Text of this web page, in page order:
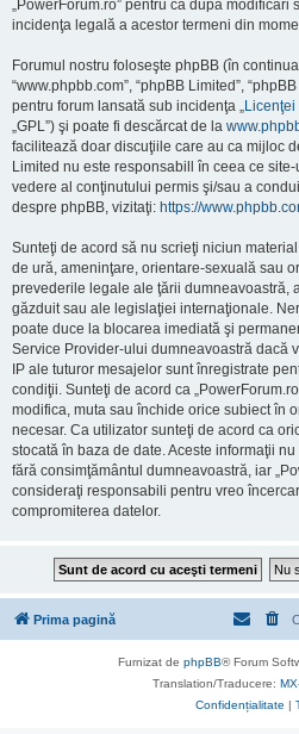
„PowerForum.ro” pentru că după modificări
incidenţa legală a acestor termeni din
Forumul nostru foloseşte phpBB (în
“www.phpbb.com”, “phpBB Limited”,
pentru forum lansată sub incidenţa „
„GPL”) şi poate fi descărcat de la
facilitează doar discuţiile care au ca mijloc
Limited nu este responsabill în ceea ce
vedere al conţinutului permis şi/sau a
despre phpBB, vizitaţi: https://
Sunteţi de acord să nu scrieţi niciun
de ură, ameninţare, orientare-sexuală sau
prevederile legale ale ţării dumneavoastră,
găzduit sau ale legislaţiei internaţionale.
poate duce la blocarea imediată şi
Service Provider-ului dumneavoastră dacă
IP ale tuturor mesajelor sunt înregistrate
condiţii. Sunteţi de acord ca
modifica, muta sau închide orice subiect în
necesar. Ca utilizator sunteţi de acord ca
stocată în baza de date. Aceste informaţii
fără consimţământul dumneavoastră, iar
consideraţi responsabili pentru vreo
compromiterea datelor.
Prima pagină
Furnizat de phpBB® Forum
Translation/Traducere:
Confidențialitate |